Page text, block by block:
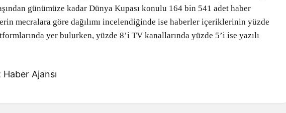
günümüze kadar Dünya Kupası konulu 164 bin 541 adet haber
mecralara göre dağılımı incelendiğinde ise haberler içeriklerinin yüzde
yer bulurken, yüzde 8’i TV kanallarında yüzde 5’i ise yazılı
Ajansı